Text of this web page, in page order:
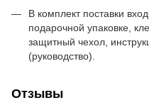
В комплект поставки
подарочной упаковке,
защитный чехол,
(руководство).
Отзывы